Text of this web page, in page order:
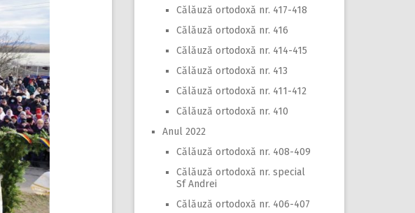
Călăuză ortodoxă nr. 417-418
Călăuză ortodoxă nr. 416
Călăuză ortodoxă nr. 414-415
Călăuză ortodoxă nr. 413
Călăuză ortodoxă nr. 411-412
Călăuză ortodoxă nr. 410
Anul 2022
Călăuză ortodoxă nr. 408-409
Călăuză ortodoxă nr. special
Sf Andrei
Călăuză ortodoxă nr. 406-407